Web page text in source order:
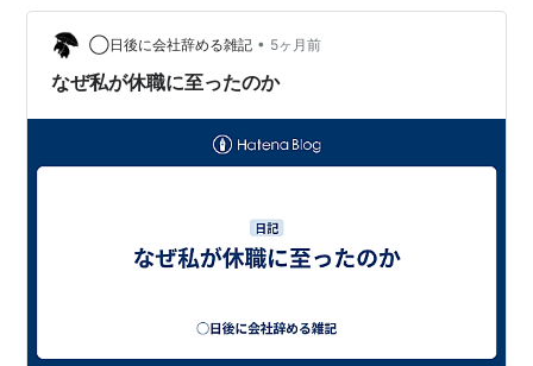
て透明になっていたと思う。 先日、妹の旦那さんとその
家族と顔合わせの食事会に呼ばれた時も、私は必死でま
ともな姉を演じていた。 呼ばれた人の中で仕事をしてい
◯日後に会社辞める雑記 • 5ヶ月前
なぜ私が休職に至ったのか